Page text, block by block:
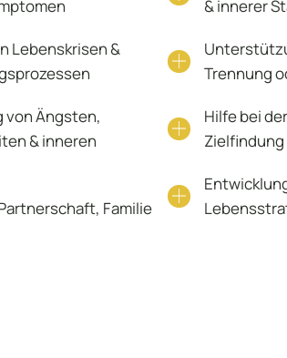
Lebenskrisen &
von Ängsten,
& inneren
Familie
& innerer
Trennung
Hilfe bei
Zielfindung